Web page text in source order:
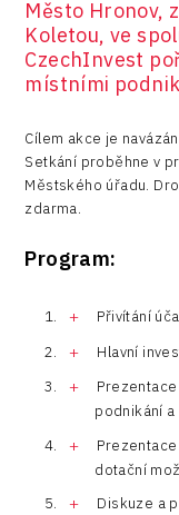
Logic/MaaS
R&D
Vehicles
Město Hronov,
Koletou, ve
CzechInvest
místními
Cílem akce je
Setkání proběhne v
Městského úřadu.
zdarma.
Program:
Přivítání
Hlavní
podnikání
dotační
Diskuze a